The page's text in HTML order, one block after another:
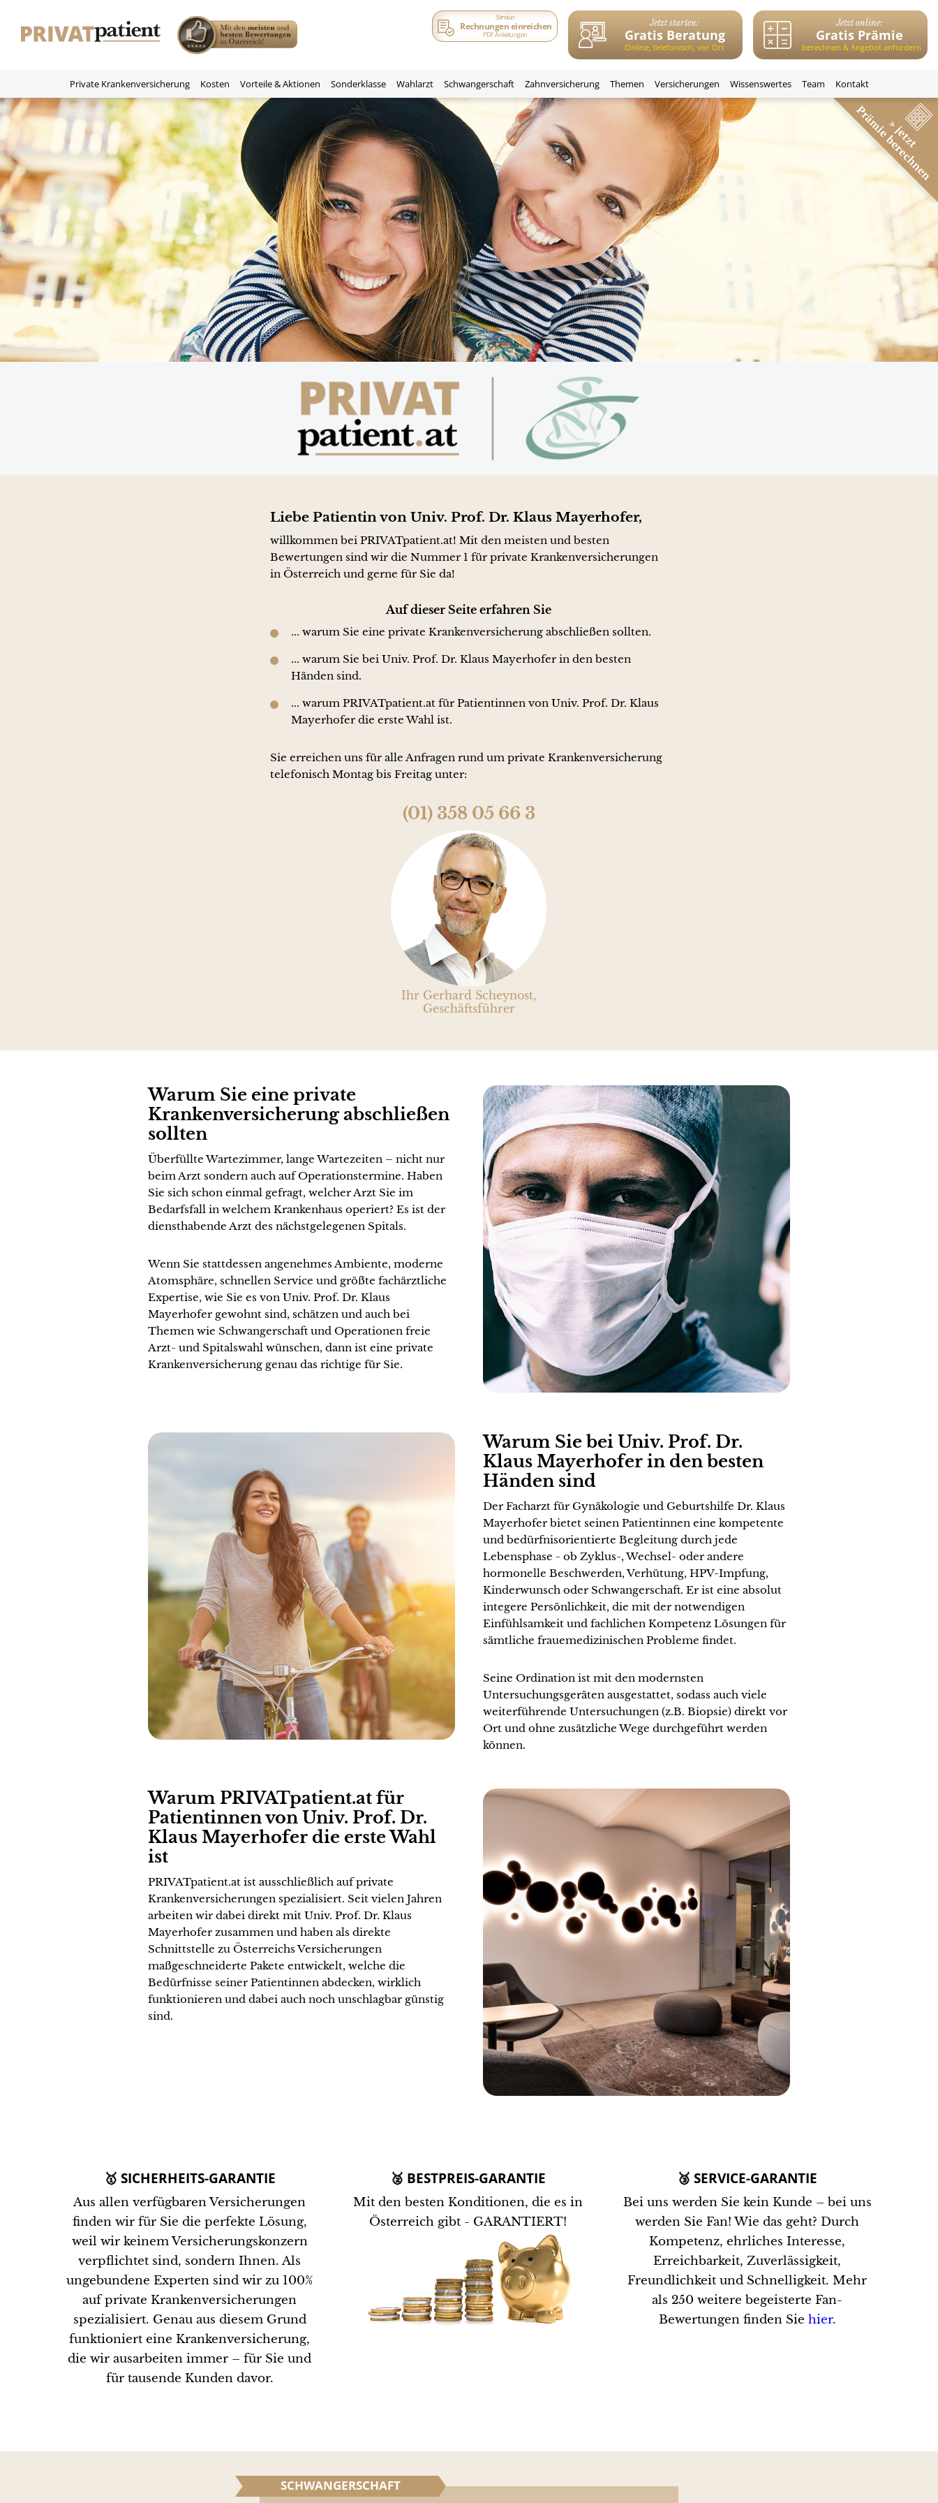
Private Krankenversicherung Kosten Vorteile & Aktionen Sonderklasse Wahlarzt Schwangerschaft Zahnversicherung Themen Versicherungen Wissenswertes Team Kontakt
Jetzt starten:
Gratis Beratung
Online, telefonisch, vor Ort
Jetzt online:
Gratis Prämie
berechnen & Angebot anfordern
Service:
Rechnungen einreichen
PDF Anleitungen
Liebe Patientin von Univ. Prof. Dr. Klaus Mayerhofer,
willkommen bei PRIVATpatient.at! Mit den meisten und besten
Bewertungen sind wir die Nummer 1 für private Krankenversicherungen
in Österreich und gerne für Sie da!
Auf dieser Seite erfahren Sie
... warum Sie eine private Krankenversicherung abschließen sollten.
... warum Sie bei Univ. Prof. Dr. Klaus Mayerhofer in den besten
Händen sind.
... warum PRIVATpatient.at für Patientinnen von Univ. Prof. Dr. Klaus
Mayerhofer die erste Wahl ist.
Sie erreichen uns für alle Anfragen rund um private Krankenversicherung
telefonisch Montag bis Freitag unter:
(01) 358 05 66 3
Ihr Gerhard Scheynost,
Geschäftsführer
Warum Sie eine private
Krankenversicherung abschließen
sollten
Überfüllte Wartezimmer, lange Wartezeiten – nicht nur
beim Arzt sondern auch auf Operationstermine. Haben
Sie sich schon einmal gefragt, welcher Arzt Sie im
Bedarfsfall in welchem Krankenhaus operiert? Es ist der
diensthabende Arzt des nächstgelegenen Spitals.
Wenn Sie stattdessen angenehmes Ambiente, moderne
Atomsphäre, schnellen Service und größte fach­ärztliche
Expertise, wie Sie es von Univ. Prof. Dr. Klaus
Mayerhofer gewohnt sind, schätzen und auch bei
Themen wie Schwangerschaft und Operationen freie
Arzt- und Spitalswahl wünschen, dann ist eine private
Krankenversicherung genau das richtige für Sie.
Warum Sie bei Univ. Prof. Dr.
Klaus Mayerhofer in den besten
Händen sind
Der Facharzt für Gynäkologie und Geburtshilfe Dr. Klaus
Mayerhofer bietet seinen Patientinnen eine kompetente
und bedürfnisorientierte Begleitung durch jede
Lebensphase - ob Zyklus-, Wechsel- oder andere
hormonelle Beschwerden, Verhütung, HPV-Impfung,
Kinderwunsch oder Schwangerschaft. Er ist eine absolut
integere Persönlichkeit, die mit der notwendigen
Einfühlsamkeit und fachlichen Kompetenz Lösungen für
sämtliche frauemedizinischen Probleme findet.
Seine Ordination ist mit den modernsten
Untersuchungsgeräten ausgestattet, sodass auch viele
weiterführende Untersuchungen (z.B. Biopsie) direkt vor
Ort und ohne zusätzliche Wege durchgeführt werden
können.
Warum PRIVATpatient.at für
Patientinnen von Univ. Prof. Dr.
Klaus Mayerhofer die erste Wahl
ist
PRIVATpatient.at ist ausschließlich auf private
Krankenversicherungen spezialisiert. Seit vielen Jahren
arbeiten wir dabei direkt mit Univ. Prof. Dr. Klaus
Mayerhofer zusammen und haben als direkte
Schnittstelle zu Österreichs Versicherungen
maßgeschneiderte Pakete entwickelt, welche die
Bedürfnisse seiner Patientinnen abdecken, wirklich
funktionieren und dabei auch noch unschlagbar günstig
sind.
🥇 SICHERHEITS-GARANTIE
Aus allen verfügbaren Versicherungen
finden wir für Sie die perfekte Lösung,
weil wir keinem Versicherungskonzern
verpflichtet sind, sondern Ihnen. Als
ungebundene Experten sind wir zu 100%
auf private Krankenversicherungen
spezialisiert. Genau aus diesem Grund
funktioniert eine Krankenversicherung,
die wir ausarbeiten immer – für Sie und
für tausende Kunden davor.
🥈 BESTPREIS-GARANTIE
Mit den besten Konditionen, die es in
Österreich gibt - GARANTIERT!
🥉 SERVICE-GARANTIE
Bei uns werden Sie kein Kunde – bei uns
werden Sie Fan! Wie das geht? Durch
Kompetenz, ehrliches Interesse,
Erreichbarkeit, Zuverlässigkeit,
Freundlichkeit und Schnelligkeit. Mehr
als 250 weitere begeisterte Fan-
Bewertungen finden Sie hier.
SCHWANGERSCHAFT